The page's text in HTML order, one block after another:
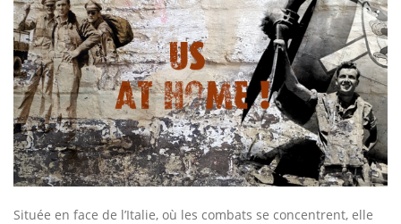
Située en face de l’Italie, où les combats se concentrent, elle